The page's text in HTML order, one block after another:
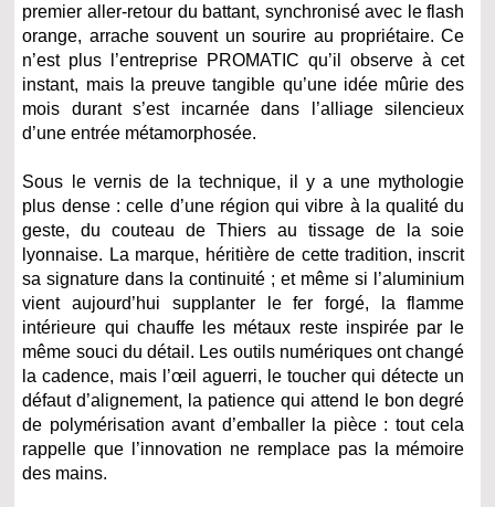
premier aller‑retour du battant, synchronisé avec le flash
orange, arrache souvent un sourire au propriétaire. Ce
n’est plus l’entreprise PROMATIC qu’il observe à cet
instant, mais la preuve tangible qu’une idée mûrie des
mois durant s’est incarnée dans l’alliage silencieux
d’une entrée métamorphosée.
Sous le vernis de la technique, il y a une mythologie
plus dense : celle d’une région qui vibre à la qualité du
geste, du couteau de Thiers au tissage de la soie
lyonnaise. La marque, héritière de cette tradition, inscrit
sa signature dans la continuité ; et même si l’aluminium
vient aujourd’hui supplanter le fer forgé, la flamme
intérieure qui chauffe les métaux reste inspirée par le
même souci du détail. Les outils numériques ont changé
la cadence, mais l’œil aguerri, le toucher qui détecte un
défaut d’alignement, la patience qui attend le bon degré
de polymérisation avant d’emballer la pièce : tout cela
rappelle que l’innovation ne remplace pas la mémoire
des mains.